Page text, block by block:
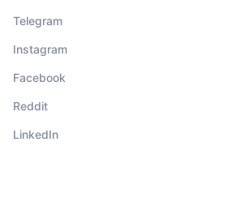
Telegram
Instagram
Facebook
Reddit
LinkedIn